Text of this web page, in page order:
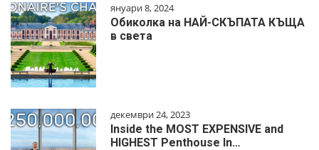
януари 8, 2024
Обиколка на НАЙ-СКЪПАТА КЪЩА
в света
декември 24, 2023
Inside the MOST EXPENSIVE and
HIGHEST Penthouse In…